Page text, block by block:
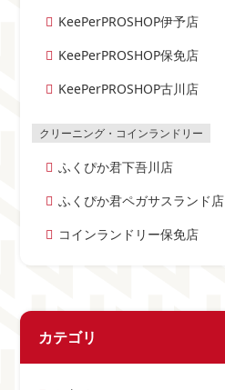
KeePerPROSHOP伊予店
KeePerPROSHOP保免店
KeePerPROSHOP古川店
ふくぴか君下吾川店
ふくぴか君ペガサスランド店
コインランドリー保免店
カテゴリ